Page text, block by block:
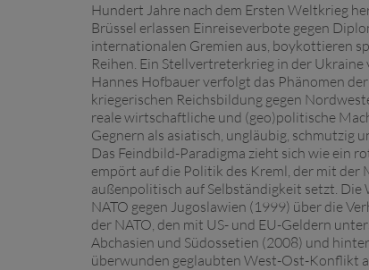
Hundert Jahre nach dem Ersten Weltkrieg
Brüssel erlassen Einreiseverbote gegen
internationalen Gremien aus, boykottieren
Reihen. Ein Stellvertreterkrieg in der
Hannes Hofbauer verfolgt das Phänomen
kriegerischen Reichsbildung gegen
reale wirtschaftliche und (geo)politische
Gegnern als asiatisch, ungläubig, schmutzig
Das Feindbild-Paradigma zieht sich wie ein
empört auf die Politik des Kreml, der mit
außenpolitisch auf Selbständigkeit setzt. Die
NATO gegen Jugoslawien (1999) über die
der NATO, den mit US- und EU-Geldern
Abchasien und Südossetien (2008) und
überwunden geglaubten West-Ost-Konflikt